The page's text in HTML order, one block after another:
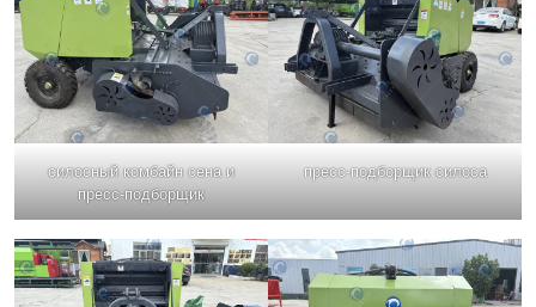
силосный комбайн сена и
пресс-подборщик
пресс-подборщик силоса